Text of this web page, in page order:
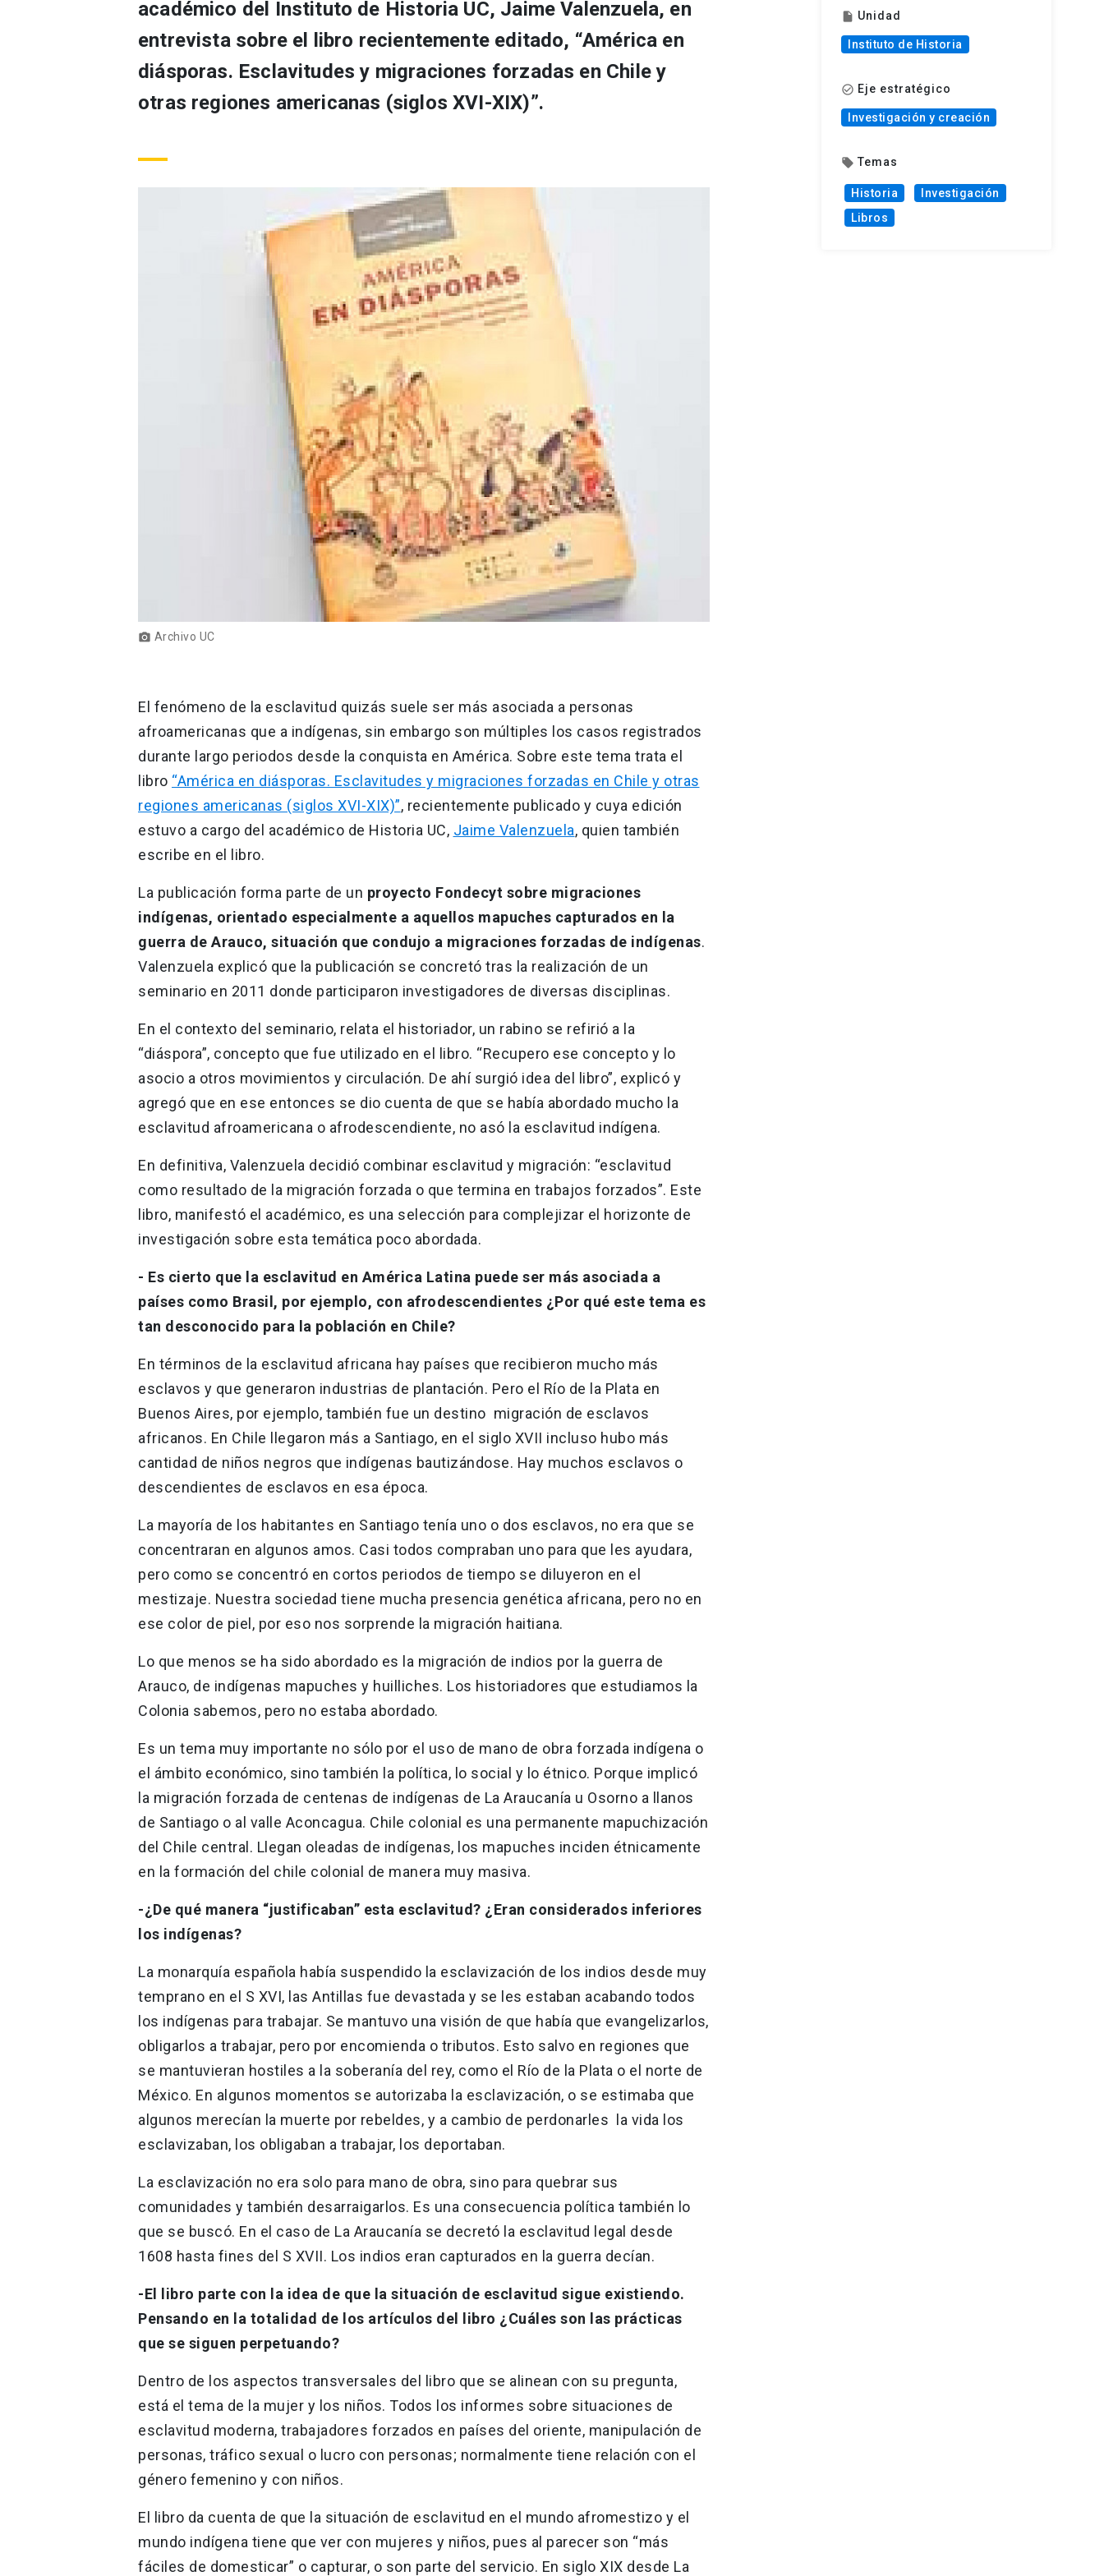
académico del Instituto de Historia UC, Jaime Valenzuela, en
entrevista sobre el libro recientemente editado, “América en
diásporas. Esclavitudes y migraciones forzadas en Chile y
otras regiones americanas (siglos XVI-XIX)”.
photo_camera Archivo UC
El fenómeno de la esclavitud quizás suele ser más asociada a personas
afroamericanas que a indígenas, sin embargo son múltiples los casos registrados
durante largo periodos desde la conquista en América. Sobre este tema trata el
libro “América en diásporas. Esclavitudes y migraciones forzadas en Chile y otras
regiones americanas (siglos XVI-XIX)”, recientemente publicado y cuya edición
estuvo a cargo del académico de Historia UC, Jaime Valenzuela, quien también
escribe en el libro.
La publicación forma parte de un proyecto Fondecyt sobre migraciones
indígenas, orientado especialmente a aquellos mapuches capturados en la
guerra de Arauco, situación que condujo a migraciones forzadas de indígenas.
Valenzuela explicó que la publicación se concretó tras la realización de un
seminario en 2011 donde participaron investigadores de diversas disciplinas.
En el contexto del seminario, relata el historiador, un rabino se refirió a la
“diáspora”, concepto que fue utilizado en el libro. “Recupero ese concepto y lo
asocio a otros movimientos y circulación. De ahí surgió idea del libro”, explicó y
agregó que en ese entonces se dio cuenta de que se había abordado mucho la
esclavitud afroamericana o afrodescendiente, no asó la esclavitud indígena.
En definitiva, Valenzuela decidió combinar esclavitud y migración: “esclavitud
como resultado de la migración forzada o que termina en trabajos forzados”. Este
libro, manifestó el académico, es una selección para complejizar el horizonte de
investigación sobre esta temática poco abordada.
- Es cierto que la esclavitud en América Latina puede ser más asociada a
países como Brasil, por ejemplo, con afrodescendientes ¿Por qué este tema es
tan desconocido para la población en Chile?
En términos de la esclavitud africana hay países que recibieron mucho más
esclavos y que generaron industrias de plantación. Pero el Río de la Plata en
Buenos Aires, por ejemplo, también fue un destino migración de esclavos
africanos. En Chile llegaron más a Santiago, en el siglo XVII incluso hubo más
cantidad de niños negros que indígenas bautizándose. Hay muchos esclavos o
descendientes de esclavos en esa época.
La mayoría de los habitantes en Santiago tenía uno o dos esclavos, no era que se
concentraran en algunos amos. Casi todos compraban uno para que les ayudara,
pero como se concentró en cortos periodos de tiempo se diluyeron en el
mestizaje. Nuestra sociedad tiene mucha presencia genética africana, pero no en
ese color de piel, por eso nos sorprende la migración haitiana.
Lo que menos se ha sido abordado es la migración de indios por la guerra de
Arauco, de indígenas mapuches y huilliches. Los historiadores que estudiamos la
Colonia sabemos, pero no estaba abordado.
Es un tema muy importante no sólo por el uso de mano de obra forzada indígena o
el ámbito económico, sino también la política, lo social y lo étnico. Porque implicó
la migración forzada de centenas de indígenas de La Araucanía u Osorno a llanos
de Santiago o al valle Aconcagua. Chile colonial es una permanente mapuchización
del Chile central. Llegan oleadas de indígenas, los mapuches inciden étnicamente
en la formación del chile colonial de manera muy masiva.
-¿De qué manera “justificaban” esta esclavitud? ¿Eran considerados inferiores
los indígenas?
La monarquía española había suspendido la esclavización de los indios desde muy
temprano en el S XVI, las Antillas fue devastada y se les estaban acabando todos
los indígenas para trabajar. Se mantuvo una visión de que había que evangelizarlos,
obligarlos a trabajar, pero por encomienda o tributos. Esto salvo en regiones que
se mantuvieran hostiles a la soberanía del rey, como el Río de la Plata o el norte de
México. En algunos momentos se autorizaba la esclavización, o se estimaba que
algunos merecían la muerte por rebeldes, y a cambio de perdonarles la vida los
esclavizaban, los obligaban a trabajar, los deportaban.
La esclavización no era solo para mano de obra, sino para quebrar sus
comunidades y también desarraigarlos. Es una consecuencia política también lo
que se buscó. En el caso de La Araucanía se decretó la esclavitud legal desde
1608 hasta fines del S XVII. Los indios eran capturados en la guerra decían.
-El libro parte con la idea de que la situación de esclavitud sigue existiendo.
Pensando en la totalidad de los artículos del libro ¿Cuáles son las prácticas
que se siguen perpetuando?
Dentro de los aspectos transversales del libro que se alinean con su pregunta,
está el tema de la mujer y los niños. Todos los informes sobre situaciones de
esclavitud moderna, trabajadores forzados en países del oriente, manipulación de
personas, tráfico sexual o lucro con personas; normalmente tiene relación con el
género femenino y con niños.
El libro da cuenta de que la situación de esclavitud en el mundo afromestizo y el
mundo indígena tiene que ver con mujeres y niños, pues al parecer son “más
fáciles de domesticar” o capturar, o son parte del servicio. En siglo XIX desde La
insert_drive_file Unidad
Instituto de Historia
check_circle_outline Eje estratégico
Investigación y creación
local_offer Temas
Historia
Investigación
Libros